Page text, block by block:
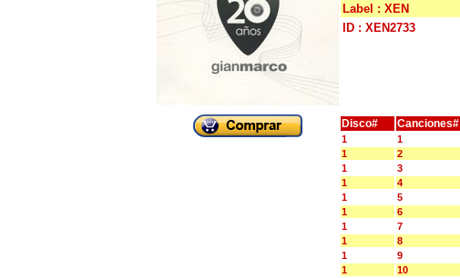
Label : XEN
ID : XEN2733
Disco# Canciones#
1 1
1
2
1
3
1
4
1
5
1
6
1
7
1
8
1
9
1
10